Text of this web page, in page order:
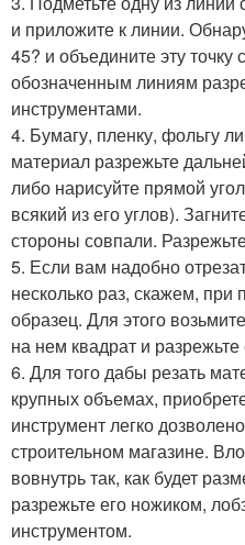
и приложите к линии.
45? и объедините эту
обозначенным линиям
инструментами.
4. Бумагу, пленку, фольгу
материал разрежьте
либо нарисуйте прямой
всякий из его углов).
стороны совпали.
5. Если вам надобно
несколько раз, скажем, при
образец. Для этого
на нем квадрат и
6. Для того дабы резать
крупных объемах,
инструмент легко
строительном магазине.
вовнутрь так, как будет
разрежьте его ножиком,
инструментом.